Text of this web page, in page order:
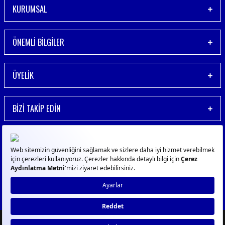
KURUMSAL
ÖNEMLİ BİLGİLER
ÜYELİK
BİZİ TAKİP EDİN
© 2023GPN- Tüm Hakları Saklıdır